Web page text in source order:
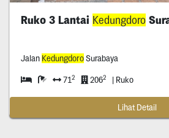
Ruko 3 Lantai Kedungdoro
Jalan KedungdoroSurabaya
712 2062 | Ruko
Lihat Detail